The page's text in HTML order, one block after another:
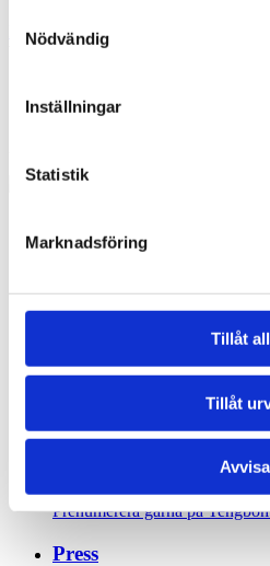
Nödvändig
Inställningar
Statistik
Marknadsföring
Tillåt
Tillåt
Avvisa
English
What are you looking for?
Stockeld Dreamery.jpg
Sidfot
Jobba hos oss
På Tengbom letar vi alltid
gränser med oss. Hör av dig!
Prenumerera gärna på
Press